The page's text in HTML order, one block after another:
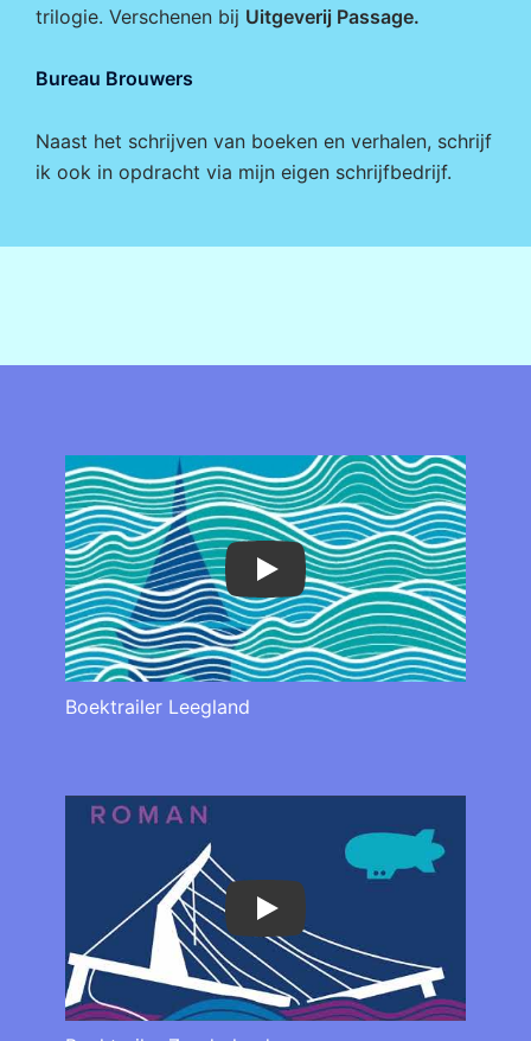
trilogie. Verschenen bij Uitgeverij Passage.
Bureau Brouwers
Naast het schrijven van boeken en verhalen, schrijf
ik ook in opdracht via mijn eigen schrijfbedrijf.
Play
Boektrailer Leegland
Play